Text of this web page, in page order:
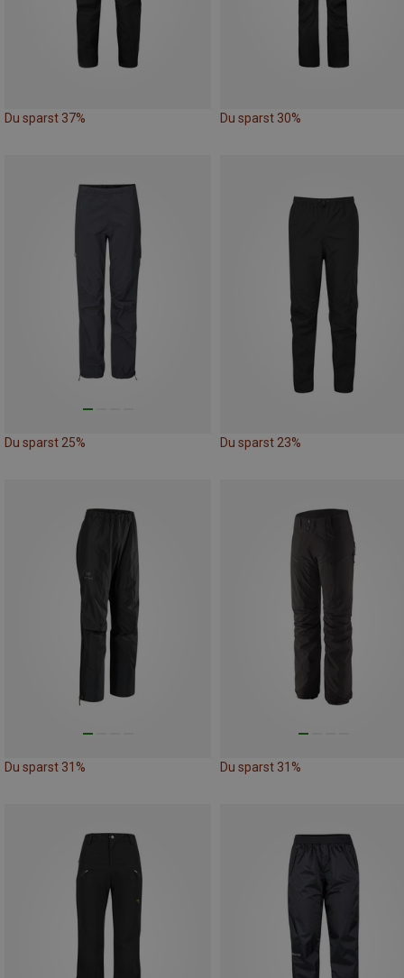
Du sparst 37% Du sparst 30%
Du sparst 25% Du sparst 23%
Du sparst 31% Du sparst 31%